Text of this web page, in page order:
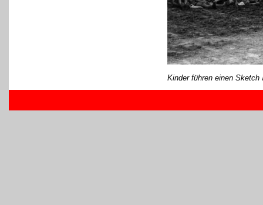
Kinder führen einen Sketch